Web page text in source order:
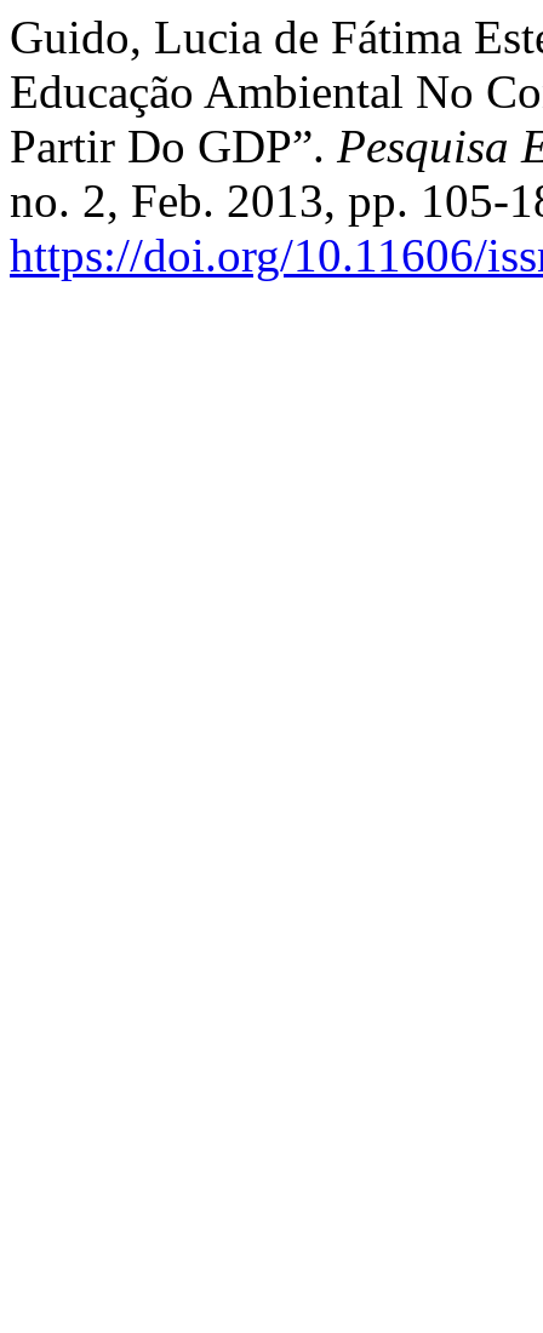
Guido, Lucia de Fátima
Educação Ambiental No
Partir Do GDP”. Pesquisa
no. 2, Feb. 2013, pp. 105-
https://doi.org/10.11606/